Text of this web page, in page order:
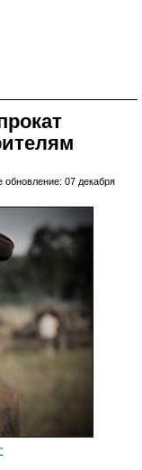
обновление: 07 декабря